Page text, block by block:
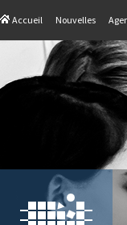
Accueil Nouvelles